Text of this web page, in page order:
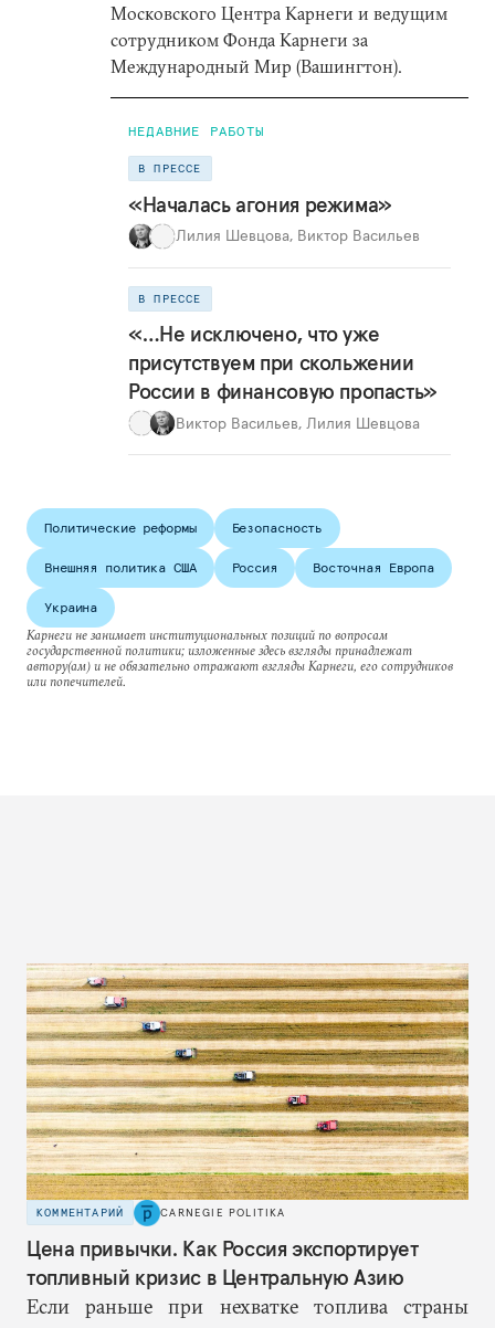
Московского Центра Карнеги и ведущим
сотрудником Фонда Карнеги за
Международный Мир (Вашингтон).
НЕДАВНИЕ РАБОТЫ
В ПРЕССЕ
«Началась агония режима»
Лилия Шевцова, Виктор Васильев
В ПРЕССЕ
«…Не исключено, что уже
присутствуем при скольжении
России в финансовую пропасть»
Виктор Васильев, Лилия Шевцова
Политические реформы Безопасность
Внешняя политика США Россия Восточная Европа
Украина
Карнеги не занимает институциональных позиций по вопросам
государственной политики; изложенные здесь взгляды принадлежат
автору(ам) и не обязательно отражают взгляды Карнеги, его сотрудников
или попечителей.
КОММЕНТАРИЙ CARNEGIE POLITIKA
Цена привычки. Как Россия экспортирует
топливный кризис в Центральную Азию
Если раньше при нехватке топлива страны